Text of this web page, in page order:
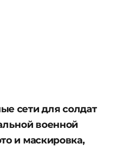
сети для солдат
военной
и маскировка,